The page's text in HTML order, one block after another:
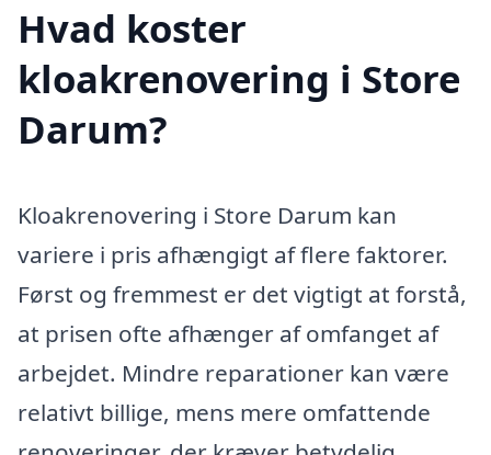
Hvad koster
kloakrenovering i Store
Darum?
Kloakrenovering i Store Darum kan
variere i pris afhængigt af flere faktorer.
Først og fremmest er det vigtigt at forstå,
at prisen ofte afhænger af omfanget af
arbejdet. Mindre reparationer kan være
relativt billige, mens mere omfattende